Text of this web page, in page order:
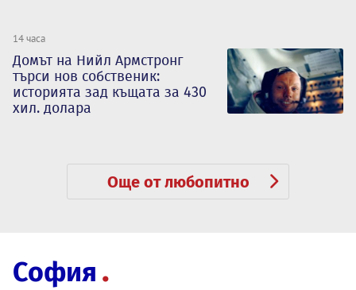
14 часа
Домът на Нийл Армстронг
търси нов собственик:
историята зад къщата за 430
хил. долара
Още от любопитно
София